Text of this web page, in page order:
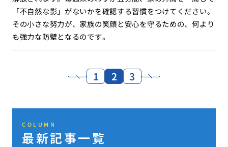
「不自然な影」がないかを確認する習慣をつけてください。
その小さな努力が、家族の笑顔と安心を守るための、何より
も強力な防壁となるのです。
1 2 3
COLUMN
最新記事一覧